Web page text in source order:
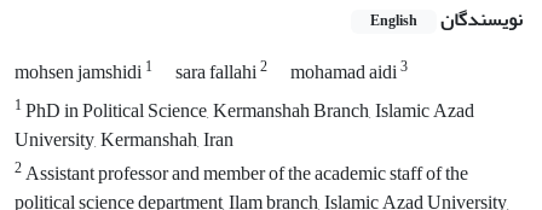
نویسندگان English
mohsen jamshidi1 sara fallahi2 mohamad aidi3
1PhD in Political Science, Kermanshah Branch, Islamic Azad
University, Kermanshah, Iran
2Assistant professor and member of the academic staff of the